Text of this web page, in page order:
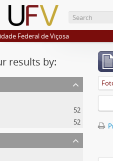
Federal de Viçosa
results by:
52
52